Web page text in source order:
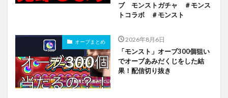
ブ モンストガチャ ＃モンス
トコラボ ＃モンスト
オーブまとめ 2026年8月6日
「モンスト」オーブ300個狙い
でオーブあみだくじをした結
果！配信切り抜き